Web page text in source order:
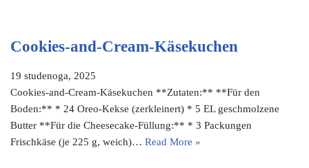
Cookies-and-Cream-Käsekuchen
19 studenoga, 2025
Cookies-and-Cream-Käsekuchen **Zutaten:** **Für den
Boden:** * 24 Oreo-Kekse (zerkleinert) * 5 EL geschmolzene
Butter **Für die Cheesecake-Füllung:** * 3 Packungen
Frischkäse (je 225 g, weich)… Read More »